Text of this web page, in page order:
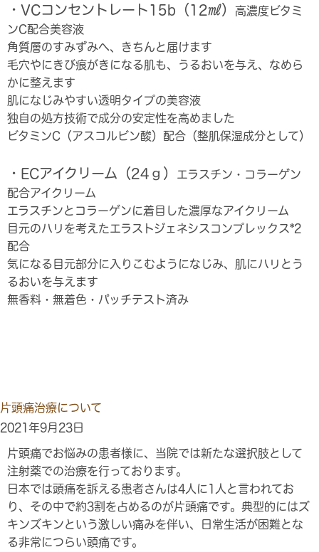
・VCコンセントレート15b（12㎖） 高濃度ビタミ
ンC配合美容液
角質層のすみずみへ、きちんと届けます
毛穴やにきび痕がきになる肌も、うるおいを与え、なめら
かに整えます
肌になじみやすい透明タイプの美容液
独自の処方技術で成分の安定性を高めました
ビタミンC（アスコルビン酸）配合（整肌保湿成分として）
・ECアイクリーム（24ｇ）
エラスチン・コラーゲン
配合アイクリーム
エラスチンとコラーゲンに着目した濃厚なアイクリーム
目元のハリを考えたエラストジェネシスコンプレックス*2
配合
気になる目元部分に入りこむようになじみ、肌にハリとう
るおいを与えます
無香料・無着色・パッチテスト済み
片頭痛治療について
2021年9月23日
片頭痛でお悩みの患者様に、当院では新たな選択肢として
注射薬での治療を行っております。
日本では頭痛を訴える患者さんは4人に1人と言われてお
り、その中で約3割を占めるのが片頭痛です。典型的にはズ
キンズキンという激しい痛みを伴い、日常生活が困難とな
る非常につらい頭痛です。